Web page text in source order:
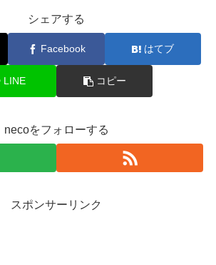
シェアする
Facebook はてブ
LINE コピー
necoをフォローする
スポンサーリンク